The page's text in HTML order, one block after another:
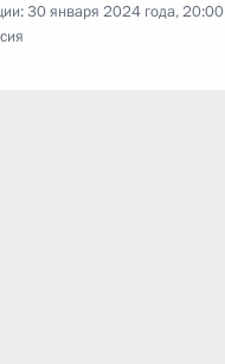
30 января 2024 года, 20:00